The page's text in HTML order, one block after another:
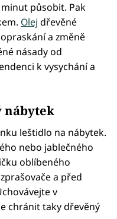
působit. Pak
Olej dřevěné
a změně
násady od
k vysychání a
nábytek
leštidlo na nábytek.
nebo jablečného
oblíbeného
a před
v
chránit taky dřevěný